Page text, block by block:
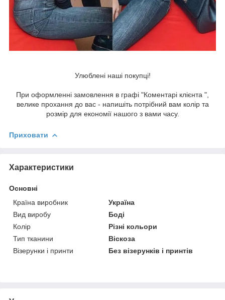
Улюблені наші покупці!
При оформленні замовлення в графі "Коментарі клієнта ",
велике прохання до вас - напишіть потрібний вам колір та
розмір для економії нашого з вами часу.
Приховати
Характеристики
Основні
Країна виробник
Україна
Вид виробу
Боді
Колір
Різні кольори
Тип тканини
Віскоза
Візерунки і принти
Без візерунків і принтів